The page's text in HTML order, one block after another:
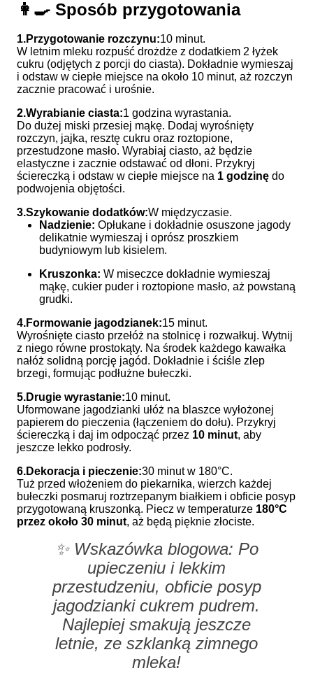
👩‍🍳 Sposób przygotowania
1.Przygotowanie rozczynu:10 minut.
W letnim mleku rozpuść drożdże z dodatkiem 2 łyżek
cukru (odjętych z porcji do ciasta). Dokładnie wymieszaj
i odstaw w ciepłe miejsce na około 10 minut, aż rozczyn
zacznie pracować i urośnie.
2.Wyrabianie ciasta:1 godzina wyrastania.
Do dużej miski przesiej mąkę. Dodaj wyrośnięty
rozczyn, jajka, resztę cukru oraz roztopione,
przestudzone masło. Wyrabiaj ciasto, aż będzie
elastyczne i zacznie odstawać od dłoni. Przykryj
ściereczką i odstaw w ciepłe miejsce na 1 godzinę do
podwojenia objętości.
3.Szykowanie dodatków:W międzyczasie.
Nadzienie: Opłukane i dokładnie osuszone jagody
delikatnie wymieszaj i oprósz proszkiem
budyniowym lub kisielem.
Kruszonka: W miseczce dokładnie wymieszaj
mąkę, cukier puder i roztopione masło, aż powstaną
grudki.
4.Formowanie jagodzianek:15 minut.
Wyrośnięte ciasto przełóż na stolnicę i rozwałkuj. Wytnij
z niego równe prostokąty. Na środek każdego kawałka
nałóż solidną porcję jagód. Dokładnie i ściśle zlep
brzegi, formując podłużne bułeczki.
5.Drugie wyrastanie:10 minut.
Uformowane jagodzianki ułóż na blaszce wyłożonej
papierem do pieczenia (łączeniem do dołu). Przykryj
ściereczką i daj im odpocząć przez 10 minut, aby
jeszcze lekko podrosły.
6.Dekoracja i pieczenie:30 minut w 180°C.
Tuż przed włożeniem do piekarnika, wierzch każdej
bułeczki posmaruj roztrzepanym białkiem i obficie posyp
przygotowaną kruszonką. Piecz w temperaturze 180°C
przez około 30 minut, aż będą pięknie złociste.
✨ Wskazówka blogowa: Po
upieczeniu i lekkim
przestudzeniu, obficie posyp
jagodzianki cukrem pudrem.
Najlepiej smakują jeszcze
letnie, ze szklanką zimnego
mleka!